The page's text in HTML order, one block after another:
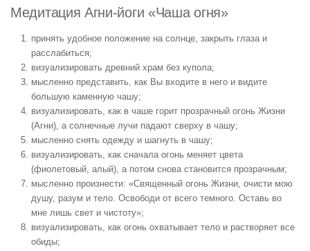
Медитация Агни-йоги «Чаша огня»
принять удобное положение на солнце, закрыть глаза и
расслабиться;
визуализировать древний храм без купола;
мысленно представить, как Вы входите в него и видите
большую каменную чашу;
визуализировать, как в чаше горит прозрачный огонь Жизни
(Агни), а солнечные лучи падают сверху в чашу;
мысленно снять одежду и шагнуть в чашу;
визуализировать, как сначала огонь меняет цвета
(фиолетовый, алый), а потом снова становится прозрачным;
мысленно произнести: «Священный огонь Жизни, очисти мою
душу, разум и тело. Освободи от всего темного. Оставь во
мне лишь свет и чистоту»;
визуализировать, как огонь охватывает тело и растворяет все
обиды;